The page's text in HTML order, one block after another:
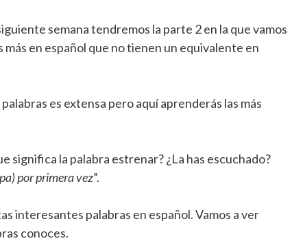
semana tendremos la parte 2 en la que vamos
más en español que no tienen un equivalente en
es extensa pero aquí aprenderás las más
significa la palabra estrenar? ¿La has escuchado?
por primera vez”.
interesantes palabras en español. Vamos a ver
conoces.